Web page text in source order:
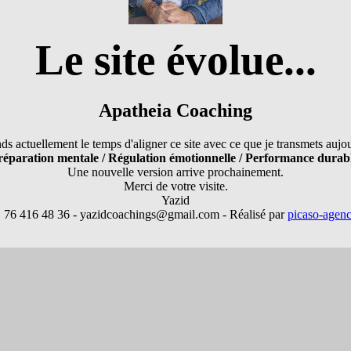
Le site évolue...
Apatheia Coaching
actuellement le temps d'aligner ce site avec ce que je transmets
mentale / Régulation émotionnelle / Performance
Une nouvelle version arrive prochainement.
Merci de votre visite.
Yazid
416 48 36 - yazidcoachings@gmail.com - Réalisé parpicaso-